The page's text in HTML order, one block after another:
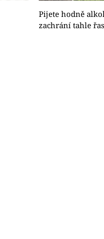
Pijete hodně
zachrání tahle